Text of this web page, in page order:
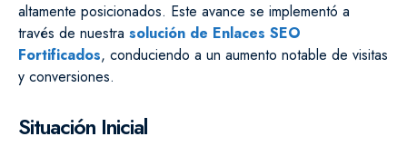
altamente posicionados. Este avance se implementó a
través de nuestra solución de Enlaces SEO
Fortificados, conduciendo a un aumento notable de visitas
y conversiones.
Situación Inicial